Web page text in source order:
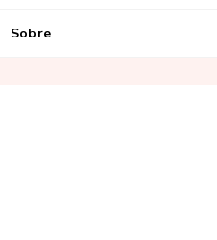
Sobre